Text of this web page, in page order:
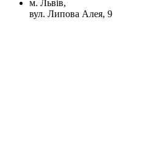
м. Львів,
вул. Липова Алея, 9